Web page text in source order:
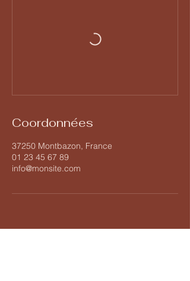
Coordonnées
37250 Montbazon, France
01 23 45 67 89
info@monsite.com